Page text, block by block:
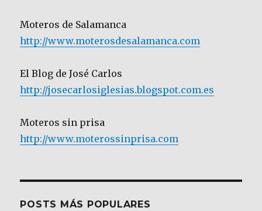
Moteros de Salamanca
http://www.moterosdesalamanca.com
El Blog de José Carlos
http://josecarlosiglesias.blogspot.com.es
Moteros sin prisa
http://www.moterossinprisa.com
POSTS MÁS POPULARES